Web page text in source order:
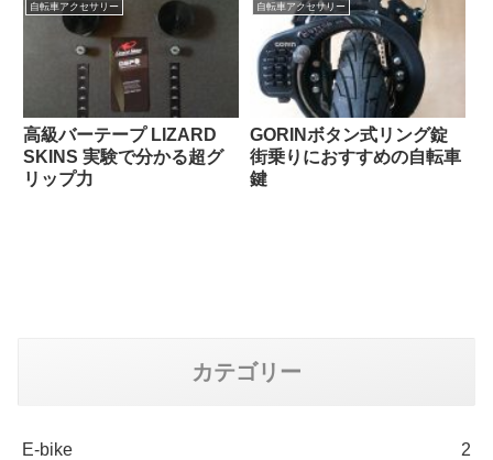
自転車アクセサリー
高級バーテープ LIZARD
SKINS 実験で分かる超グ
リップ力
自転車アクセサリー
GORINボタン式リング錠
街乗りにおすすめの自転車
鍵
カテゴリー
E-bike 2